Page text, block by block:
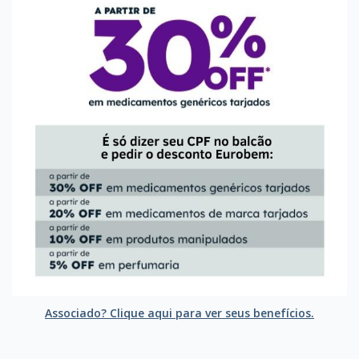
Associado? Clique aqui para ver seus benefícios.